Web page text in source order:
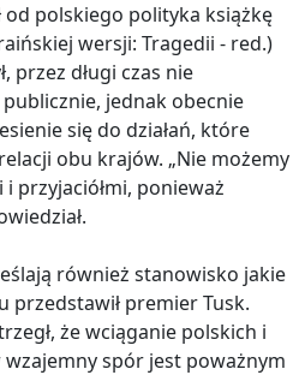
polskiego polityka książkę
wersji: Tragedii - red.)
przez długi czas nie
jednak obecnie
się do działań, które
obu krajów. „Nie możemy
przyjaciółmi, ponieważ
również stanowisko jakie
przedstawił premier Tusk.
że wciąganie polskich i
spór jest poważnym